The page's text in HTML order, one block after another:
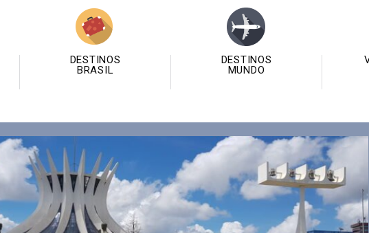
DESTINOS
BRASIL
DESTINOS
MUNDO